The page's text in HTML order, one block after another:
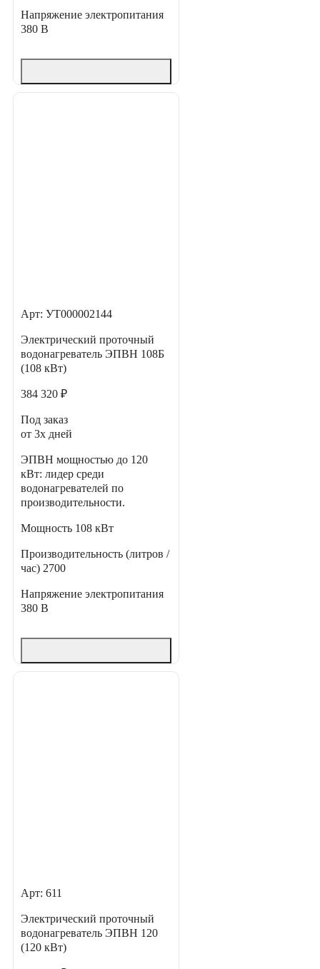
Напряжение электропитания
380 В
Арт: УТ000002144
Электрический проточный
водонагреватель ЭПВН 108Б
(108 кВт)
384 320 ₽
Под заказ
от 3х дней
ЭПВН мощностью до 120
кВт: лидер среди
водонагревателей по
производительности.
Мощность 108 кВт
Производительность (литров /
час) 2700
Напряжение электропитания
380 В
Арт: 611
Электрический проточный
водонагреватель ЭПВН 120
(120 кВт)